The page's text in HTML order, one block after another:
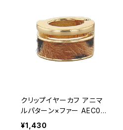
クリップイヤーカフ アニマ
ルパターン×ファー AEC00
93-GD（ゴールド）
¥1,430